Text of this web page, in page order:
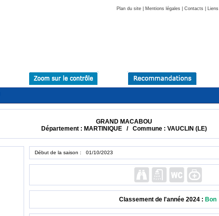
Plan du site| Mentions légales| Contacts| Liens
GRAND MACABOU
Département : MARTINIQUE / Commune : VAUCLIN (LE)
Début de la saison : 01/10/2023
Classement de l'année 2024 : Bon